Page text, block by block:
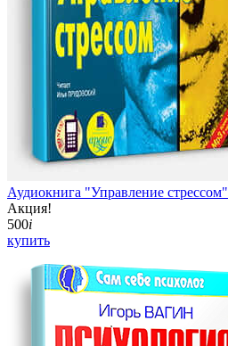
Аудиокнига "Управление стрессом"
Акция!
500i
купить